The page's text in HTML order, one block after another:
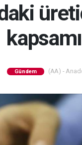
Gündem (AA) -